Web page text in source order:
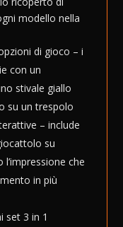
modello nella
di gioco – i
con un
stivale giallo
su un trespolo
– include
su
che
in più
set 3 in 1